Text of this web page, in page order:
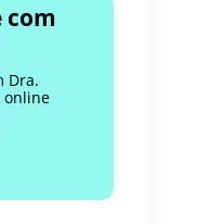
com
Dra.
online